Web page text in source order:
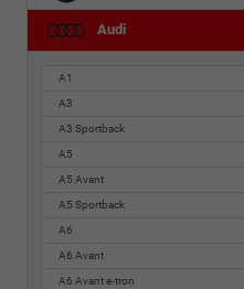
Audi
A1
A3
A3 Sportback
A5
A5 Avant
A5 Sportback
A6
A6 Avant
A6 Avant e-tron